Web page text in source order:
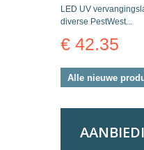
LED UV
diverse PestWest...
€ 42.35
Alle nieuwe